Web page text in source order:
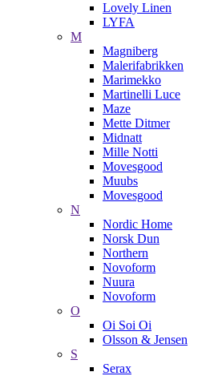
Lovely Linen
LYFA
M
Magniberg
Malerifabrikken
Marimekko
Martinelli Luce
Maze
Mette Ditmer
Midnatt
Mille Notti
Movesgood
Muubs
Movesgood
N
Nordic Home
Norsk Dun
Northern
Novoform
Nuura
Novoform
O
Oi Soi Oi
Olsson & Jensen
S
Serax